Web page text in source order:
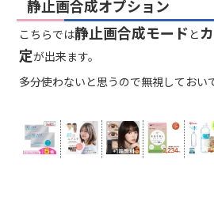
静止画合成オプション
こちらでは静止画合成モードと
定が出来ます。
多分使わないと思うので無視しておい